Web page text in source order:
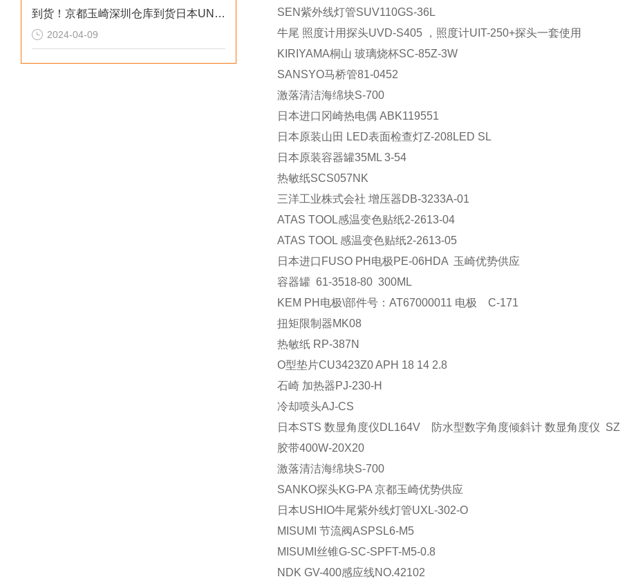
到货！京都玉崎深圳仓库到货日本UNITTA音波式皮带张力计U-550替换U-508
2024-04-09
SEN紫外线灯管SUV110GS-36L
牛尾 照度计用探头UVD-S405 ，照度计UIT-250+探头一套使用
KIRIYAMA桐山 玻璃烧杯SC-85Z-3W
SANSYO马桥管81-0452
激落清洁海绵块S-700
日本进口冈崎热电偶 ABK119551
日本原装山田 LED表面检查灯Z-208LED SL
日本原装容器罐35ML 3-54
热敏纸SCS057NK
三洋工业株式会社 增压器DB-3233A-01
ATAS TOOL感温变色贴纸2-2613-04
ATAS TOOL 感温变色贴纸2-2613-05
日本进口FUSO PH电极PE-06HDA 玉崎优势供应
容器罐 61-3518-80 300ML
KEM PH电极\部件号：AT67000011 电极 C-171
扭矩限制器MK08
热敏纸 RP-387N
O型垫片CU3423Z0 APH 18 14 2.8
石崎 加热器PJ-230-H
冷却喷头AJ-CS
日本STS 数显角度仪DL164V 防水型数字角度倾斜计 数显角度仪 SZ
胶带400W-20X20
激落清洁海绵块S-700
SANKO探头KG-PA 京都玉崎优势供应
日本USHIO牛尾紫外线灯管UXL-302-O
MISUMI 节流阀ASPSL6-M5
MISUMI丝锥G-SC-SPFT-M5-0.8
NDK GV-400感应线NO.42102